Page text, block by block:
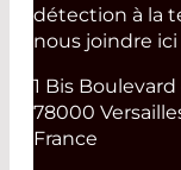
détection à la
nous joindre ici
1 Bis
78000
France